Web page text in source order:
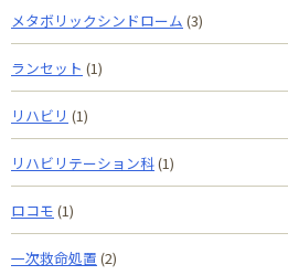
メタボリックシンドローム (3)
ランセット (1)
リハビリ (1)
リハビリテーション科(1)
ロコモ (1)
一次救命処置 (2)